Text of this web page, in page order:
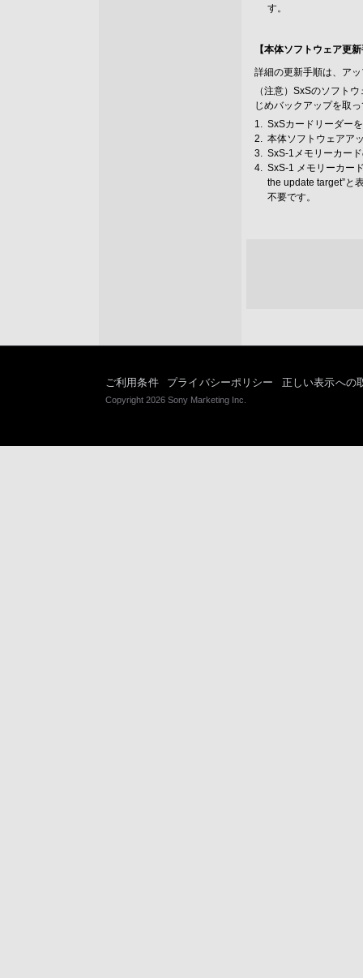
す。
【本体ソフトウェア更
詳細の更新手順は、ア
（注意）SxSのソフト
じめバックアップを取
1. SxSカードリーダー
2. 本体ソフトウェアア
3. SxS-1メモリーカー
4. SxS-1 メモリーカー
the update target”と
不要です。
ご利用条件 プライバシーポリシー 正しい表示への
Copyright 2026 Sony Marketing Inc.